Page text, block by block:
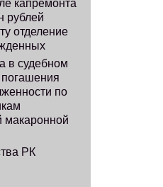
рублей
отделение
в судебном
по
РК